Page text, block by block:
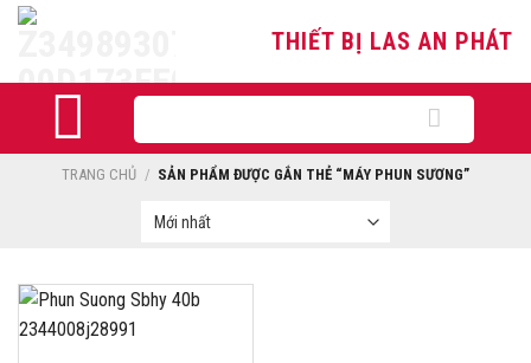
Skip
THIẾT BỊ LAS AN PHÁT
kiếm:
TRANG CHỦ / SẢN PHẨM ĐƯỢC GẮN THẺ “MÁY PHUN SƯƠNG”